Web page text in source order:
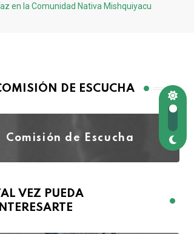
en la Comunidad Nativa Mishquiyacu
DE ESCUCHA
Comisión de Escucha
VEZ PUEDA
INTERESARTE